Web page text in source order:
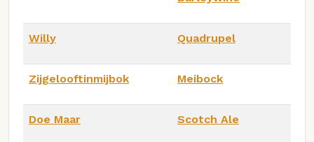
Willy Quadrupel
Zijgelooftinmijbok Meibock
Doe Maar Scotch Ale